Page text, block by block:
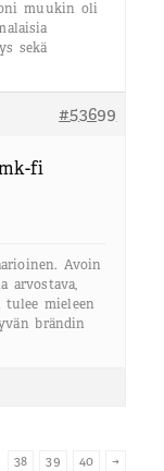
muukin oli
sekä
#53699
fi
Avoin
arvostava,
tulee mieleen
brändin
38 39 40 →